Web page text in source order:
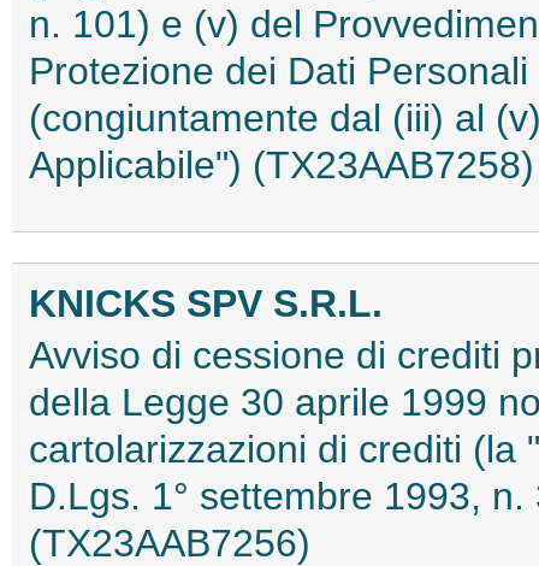
n. 101) e (v) del
Protezione dei Dati
(congiuntamente dal (iii) al
Applicabile") (TX23AAB7258)
KNICKS SPV S.R.L.
Avviso di cessione di crediti
della Legge 30 aprile 1999
cartolarizzazioni di crediti (la
D.Lgs. 1° settembre 1993,
(TX23AAB7256)